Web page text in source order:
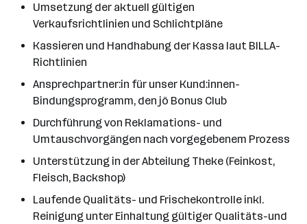
Umsetzung der aktuell gültigen
Verkaufsrichtlinien und Schlichtpläne
Kassieren und Handhabung der Kassa laut BILLA-
Richtlinien
Ansprechpartner:in für unser Kund:innen-
Bindungsprogramm, den jö Bonus Club
Durchführung von Reklamations- und
Umtauschvorgängen nach vorgegebenem Prozess
Unterstützung in der Abteilung Theke (Feinkost,
Fleisch, Backshop)
Laufende Qualitäts- und Frischekontrolle inkl.
Reinigung unter Einhaltung gültiger Qualitäts-und